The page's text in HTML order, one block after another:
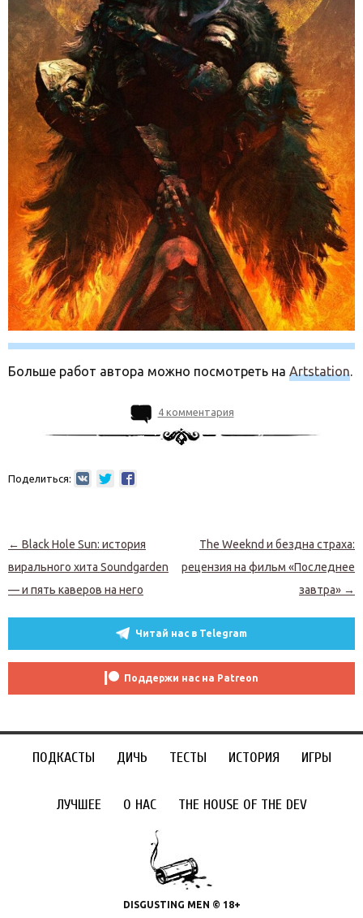
Больше работ автора можно посмотреть на Artstation.
4 комментария
Поделиться:
Навигация по записям
← Black Hole Sun: история
вирального хита Soundgarden
— и пять каверов на него
The Weeknd и бездна страха:
рецензия на фильм «Последнее
завтра» →
Читай нас в Telegram
Поддержи нас на Patreon
ПОДКАСТЫ ДИЧЬ ТЕСТЫ ИСТОРИЯ ИГРЫ
ЛУЧШЕЕ О НАС THE HOUSE OF THE DEV
DISGUSTING MEN © 18+